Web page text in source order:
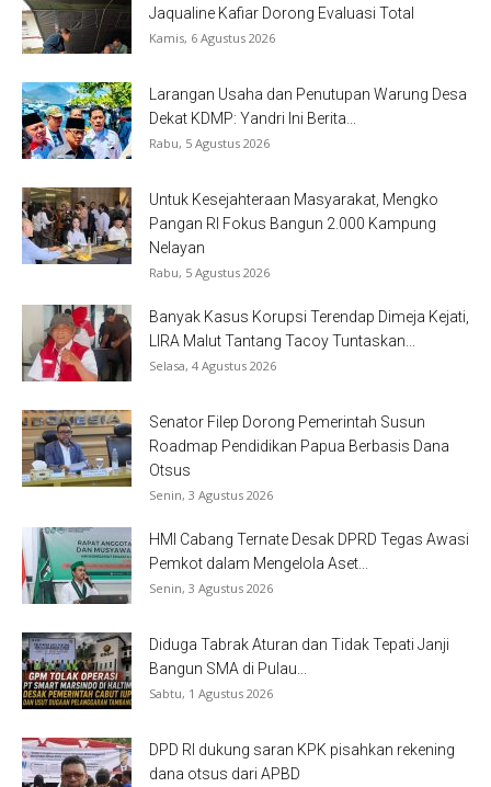
Jaqualine Kafiar Dorong Evaluasi Total
Kamis, 6 Agustus 2026
Larangan Usaha dan Penutupan Warung Desa
Dekat KDMP: Yandri Ini Berita...
Rabu, 5 Agustus 2026
Untuk Kesejahteraan Masyarakat, Mengko
Pangan RI Fokus Bangun 2.000 Kampung
Nelayan
Rabu, 5 Agustus 2026
Banyak Kasus Korupsi Terendap Dimeja Kejati,
LIRA Malut Tantang Tacoy Tuntaskan...
Selasa, 4 Agustus 2026
Senator Filep Dorong Pemerintah Susun
Roadmap Pendidikan Papua Berbasis Dana
Otsus
Senin, 3 Agustus 2026
HMI Cabang Ternate Desak DPRD Tegas Awasi
Pemkot dalam Mengelola Aset...
Senin, 3 Agustus 2026
Diduga Tabrak Aturan dan Tidak Tepati Janji
Bangun SMA di Pulau...
Sabtu, 1 Agustus 2026
DPD RI dukung saran KPK pisahkan rekening
dana otsus dari APBD